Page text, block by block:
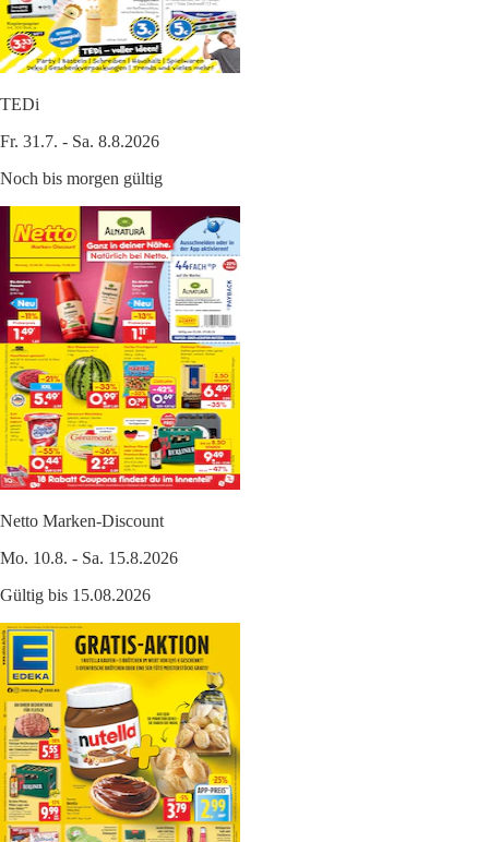
TEDi
Fr. 31.7. - Sa. 8.8.2026
Noch bis morgen gültig
Netto Marken-Discount
Mo. 10.8. - Sa. 15.8.2026
Gültig bis 15.08.2026